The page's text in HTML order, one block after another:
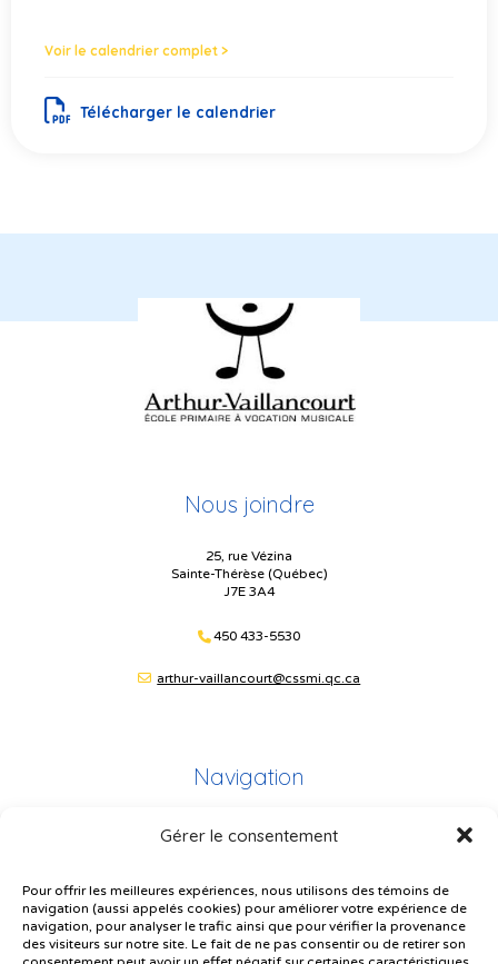
Gérer le consentement
Pour offrir les meilleures expériences, nous utilisons des témoins de
navigation (aussi appelés cookies) pour améliorer votre expérience de
navigation, pour analyser le trafic ainsi que pour vérifier la provenance
des visiteurs sur notre site. Le fait de ne pas consentir ou de retirer son
Voir le calendrier complet >
Télécharger le calendrier
Nous joindre
25, rue Vézina
Sainte-Thérèse (Québec)
J7E 3A4
450 433-5530
arthur-vaillancourt@cssmi.qc.ca
Navigation
Plan du site
Plainte – service à l’élève
Politique de confidentialité